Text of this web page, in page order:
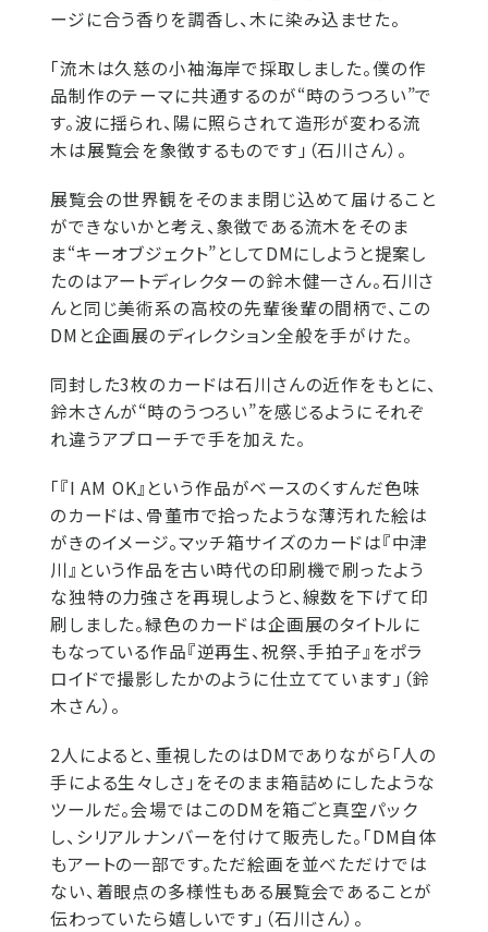
ージに合う香りを調香し、木に染み込ませた。
「流木は久慈の小袖海岸で採取しました。僕の作
品制作のテーマに共通するのが“時のうつろい”で
す。波に揺られ、陽に照らされて造形が変わる流
木は展覧会を象徴するものです」（石川さん）。
展覧会の世界観をそのまま閉じ込めて届けること
ができないかと考え、象徴である流木をそのま
ま“キーオブジェクト”としてDMにしようと提案し
たのはアートディレクターの鈴木健一さん。石川さ
んと同じ美術系の高校の先輩後輩の間柄で、この
DMと企画展のディレクション全般を手がけた。
同封した3枚のカードは石川さんの近作をもとに、
鈴木さんが“時のうつろい”を感じるようにそれぞ
れ違うアプローチで手を加えた。
「『I AM OK』という作品がベースのくすんだ色味
のカードは、骨董市で拾ったような薄汚れた絵は
がきのイメージ。マッチ箱サイズのカードは『中津
川』という作品を古い時代の印刷機で刷ったよう
な独特の力強さを再現しようと、線数を下げて印
刷しました。緑色のカードは企画展のタイトルに
もなっている作品『逆再生、祝祭、手拍子』をポラ
ロイドで撮影したかのように仕立てています」（鈴
木さん）。
2人によると、重視したのはDMでありながら「人の
手による生々しさ」をそのまま箱詰めにしたような
ツールだ。会場ではこのDMを箱ごと真空パック
し、シリアルナンバーを付けて販売した。「DM自体
もアートの一部です。ただ絵画を並べただけでは
ない、着眼点の多様性もある展覧会であることが
伝わっていたら嬉しいです」（石川さん）。